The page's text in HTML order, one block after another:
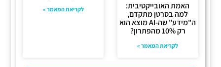
האמת האובייקטיבית:
למה בסרטן מתקדם,
ה"מידע" שה-AI מוצא הוא
רק 10% מהפתרון?
לקריאת המאמר »
לקריאת המאמר »